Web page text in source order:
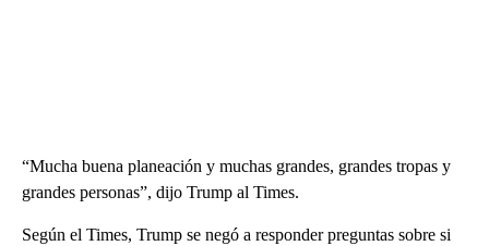
“Mucha buena planeación y muchas grandes, grandes tropas y
grandes personas”, dijo Trump al Times.
Según el Times, Trump se negó a responder preguntas sobre si